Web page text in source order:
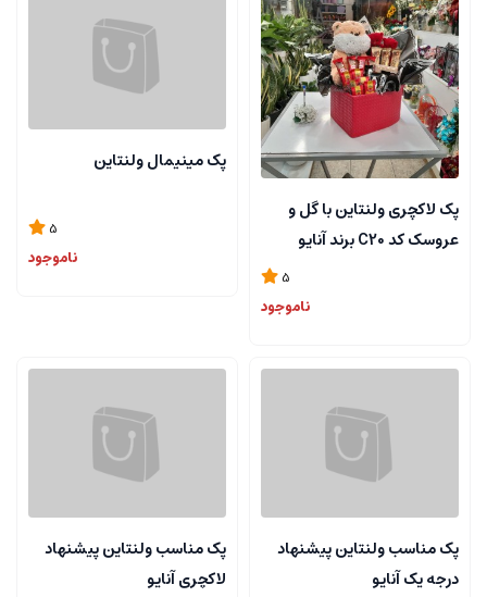
پک لاکچری ولنتاین با گل و
عروسک کد C20 برند آنایو
5
ناموجود
پک مینیمال ولنتاین
5
ناموجود
پک مناسب ولنتاین پیشنهاد
درجه یک آنایو
پک مناسب ولنتاین پیشنهاد
لاکچری آنایو